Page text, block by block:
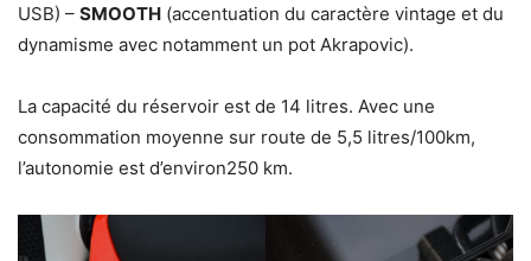
USB) – SMOOTH (accentuation du caractère vintage et du
dynamisme avec notamment un pot Akrapovic).
La capacité du réservoir est de 14 litres. Avec une
consommation moyenne sur route de 5,5 litres/100km,
l’autonomie est d’environ250 km.